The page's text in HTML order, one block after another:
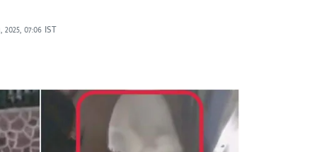
2025, 07:06 IST